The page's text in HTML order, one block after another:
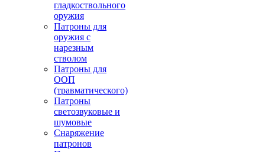
гладкоствольного
оружия
Патроны для
оружия с
нарезным
стволом
Патроны для
ООП
(травматического)
Патроны
светозвуковые и
шумовые
Снаряжение
патронов